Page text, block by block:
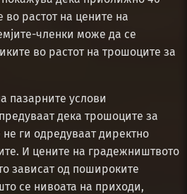
растот на цените на
членки може да се
во растот на трошоците за
пазарните услови
дека трошоците за
ги одредуваат директно
И цените на градежништвото
зависат од пошироките
се нивоата на приходи,